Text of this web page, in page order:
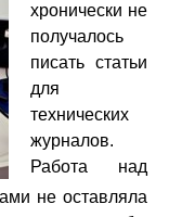
хронически не
получалось
писать статьи
для
технических
журналов.
Работа над
не оставляла